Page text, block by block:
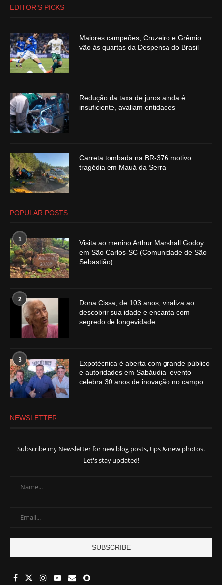
EDITOR’S PICKS
Maiores campeões, Cruzeiro e Grêmio
vão às quartas da Despensa do Brasil
Redução da taxa de juros ainda é
insuficiente, avaliam entidades
Carreta tombada na BR-376 motivo
tragédia em Mauá da Serra
POPULAR POSTS
1
Visita ao menino Arthur Marshall Godoy
em São Carlos-SC (Comunidade de São
Sebastião)
2
Dona Cissa, de 103 anos, viraliza ao
descobrir sua idade e encanta com
segredo de longevidade
3
Expotécnica é aberta com grande público
e autoridades em Sabáudia; evento
celebra 30 anos de inovação no campo
NEWSLETTER
Subscribe my Newsletter for new blog posts, tips & new photos.
Let's stay updated!